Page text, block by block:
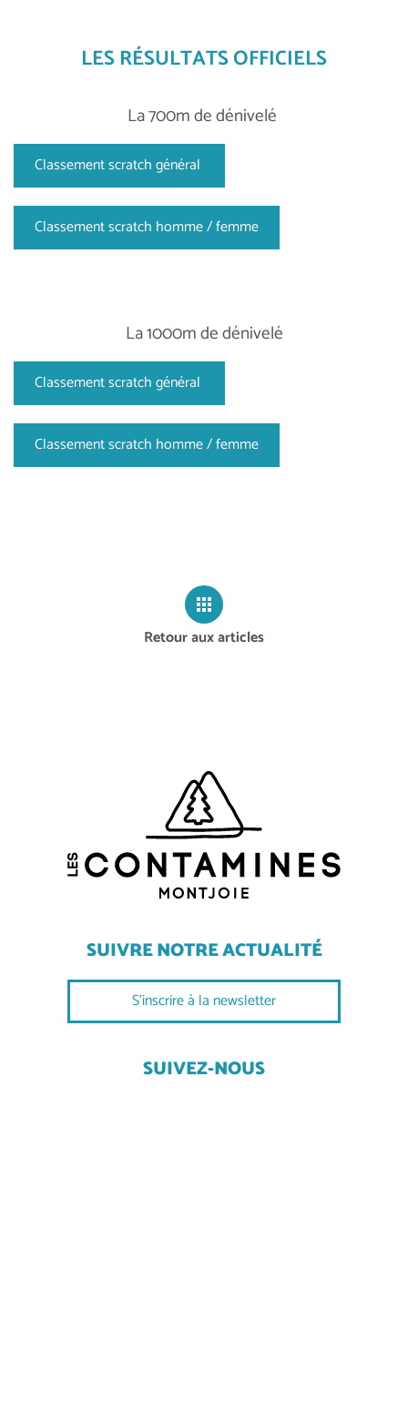
LES RÉSULTATS OFFICIELS
La 700m de dénivelé
Classement scratch général
Classement scratch homme / femme
La 1000m de dénivelé
Classement scratch général
Classement scratch homme / femme
Retour aux articles
SUIVRE NOTRE ACTUALITÉ
S'inscrire à la newsletter
SUIVEZ-NOUS